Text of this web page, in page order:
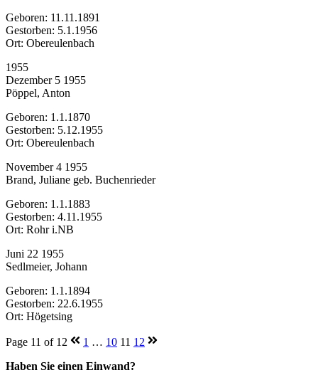
Geboren: 11.11.1891
Gestorben: 5.1.1956
Ort: Obereulenbach
1955
Dezember 5 1955
Pöppel, Anton
Geboren: 1.1.1870
Gestorben: 5.12.1955
Ort: Obereulenbach
November 4 1955
Brand, Juliane geb. Buchenrieder
Geboren: 1.1.1883
Gestorben: 4.11.1955
Ort: Rohr i.NB
Juni 22 1955
Sedlmeier, Johann
Geboren: 1.1.1894
Gestorben: 22.6.1955
Ort: Högetsing
Page 11 of 12 1 … 10 11 12
Haben Sie einen Einwand?